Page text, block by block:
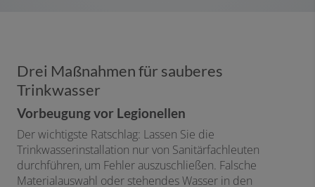
Drei Maßnahmen für sauberes
Trinkwasser
Vorbeugung vor Legionellen
Der wichtigste Ratschlag: Lassen Sie die
Trinkwasserinstallation nur von Sanitärfachleuten
durchführen, um Fehler auszuschließen. Falsche
Materialauswahl oder stehendes Wasser in den